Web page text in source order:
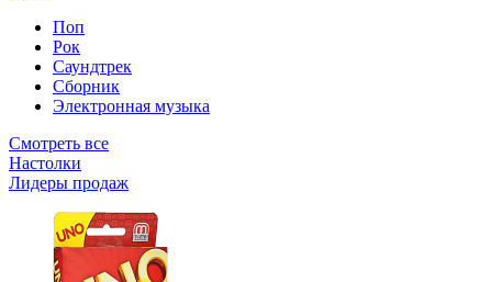
Поп
Рок
Саундтрек
Сборник
Электронная музыка
Смотреть все
Настолки
Лидеры продаж